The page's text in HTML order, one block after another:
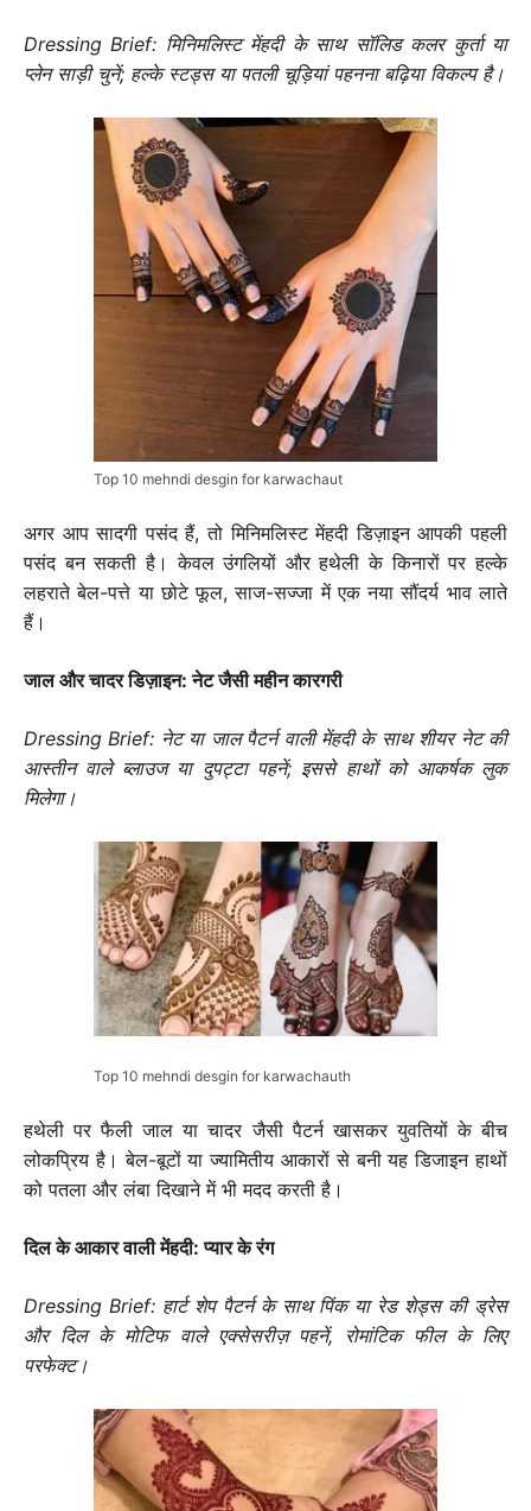
Dressing Brief: मिनिमलिस्ट मेंहदी के साथ सॉलिड कलर कुर्ता या
प्लेन साड़ी चुनें; हल्के स्टड्स या पतली चूड़ियां पहनना बढ़िया विकल्प है।
Top 10 mehndi desgin for karwachaut
अगर आप सादगी पसंद हैं, तो मिनिमलिस्ट मेंहदी डिज़ाइन आपकी पहली
पसंद बन सकती है। केवल उंगलियों और हथेली के किनारों पर हल्के
लहराते बेल-पत्ते या छोटे फूल, साज-सज्जा में एक नया सौंदर्य भाव लाते
हैं।
जाल और चादर डिज़ाइन: नेट जैसी महीन कारगरी
Dressing Brief: नेट या जाल पैटर्न वाली मेंहदी के साथ शीयर नेट की
आस्तीन वाले ब्लाउज या दुपट्टा पहनें; इससे हाथों को आकर्षक लुक
मिलेगा।
Top 10 mehndi desgin for karwachauth
हथेली पर फैली जाल या चादर जैसी पैटर्न खासकर युवतियों के बीच
लोकप्रिय है। बेल-बूटों या ज्यामितीय आकारों से बनी यह डिजाइन हाथों
को पतला और लंबा दिखाने में भी मदद करती है।
दिल के आकार वाली मेंहदी: प्यार के रंग
Dressing Brief: हार्ट शेप पैटर्न के साथ पिंक या रेड शेड्स की ड्रेस
और दिल के मोटिफ वाले एक्सेसरीज़ पहनें, रोमांटिक फील के लिए
परफेक्ट।